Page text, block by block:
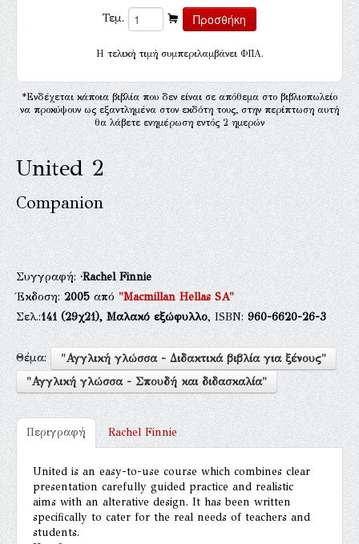
Τεμ.
H τελική τιμή συμπεριλαμβάνει ΦΠΑ.
*Ενδέχεται κάποια βιβλία που δεν είναι σε απόθεμα στο βιβλιοπωλείο
να προκύψουν ως εξαντλημένα στον εκδότη τους, στην περίπτωση αυτή
θα λάβετε ενημέρωση εντός 2 ημερών
United 2
Companion
Συγγραφή:·Rachel Finnie
Έκδοση:2005από"Macmillan Hellas SA"
Σελ.:141(29χ21), Μαλακό εξώφυλλο, ISBN:960-6620-26-3
Θέμα:
"Αγγλική γλώσσα - Διδακτικά βιβλία για ξένους"
"Αγγλική γλώσσα - Σπουδή και διδασκαλία"
Περιγραφή Rachel Finnie
United is an easy-to-use course which combines clear
presentation carefully guided practice and realistic
aims with an alterative design. It has been written
specifically to cater for the real needs of teachers and
students.